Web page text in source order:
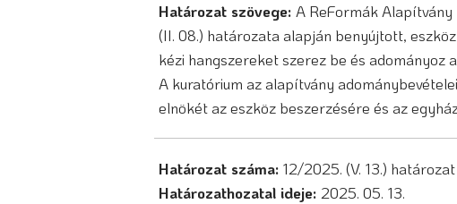
Határozat szövege: A ReFormák
(II. 08.) határozata alapján benyújtott,
kézi hangszereket szerez be és adományoz
A kuratórium az alapítvány
elnökét az eszköz beszerzésére és az
Határozat száma: 12/2025. (V. 13.) határozat
Határozathozatal ideje: 2025. 05. 13.